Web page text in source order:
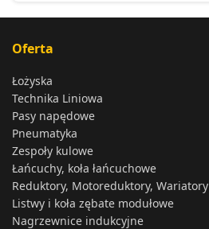
Oferta
Łożyska
Technika Liniowa
Pasy napędowe
Pneumatyka
Zespoły kulowe
Łańcuchy, koła łańcuchowe
Reduktory, Motoreduktory, Wariatory
Listwy i koła zębate modułowe
Nagrzewnice indukcyjne